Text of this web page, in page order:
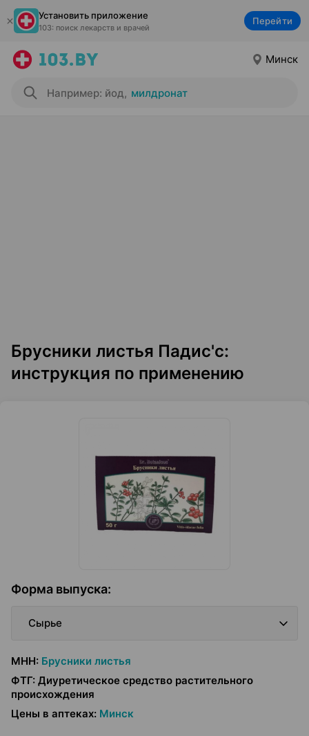
Установить приложение
103: поиск лекарств и врачей
Перейти
Минск
Например: йод, милдронат
Брусники листья Падис'с:
инструкция по применению
Форма выпуска:
Сырье
МНН: Брусники листья
ФТГ: Диуретическое средство растительного
происхождения
Цены в аптеках: Минск